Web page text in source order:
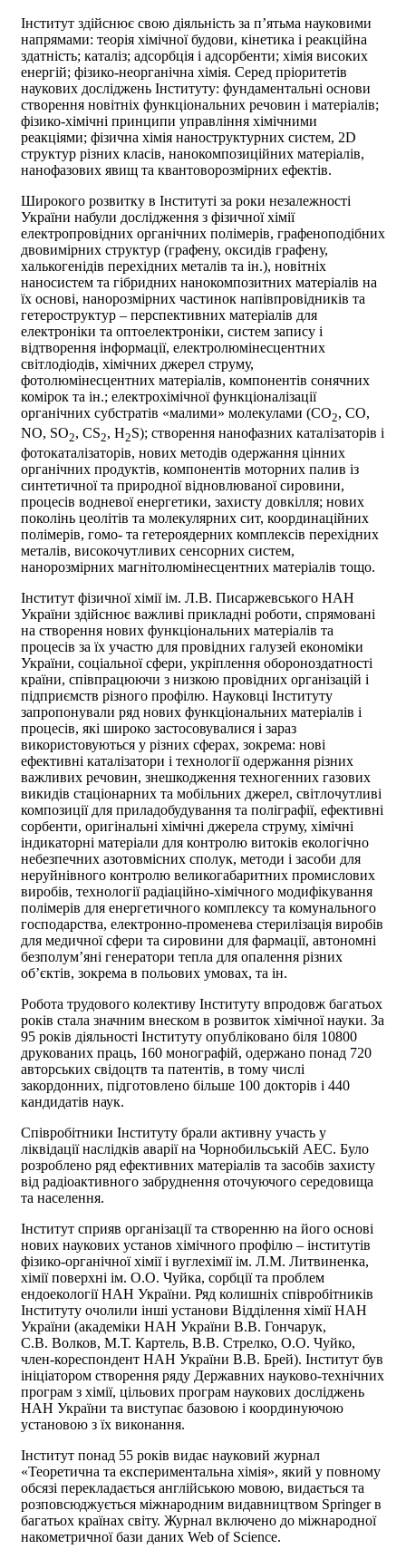
Інститут здійснює свою діяльність за п’ятьма науковими
напрямами: теорія хімічної будови, кінетика і реакційна
здатність; каталіз; адсорбція і адсорбенти; хімія високих
енергій; фізико-неорганічна хімія. Серед пріоритетів
наукових досліджень Інституту: фундаментальні основи
створення новітніх функціональних речовин і матеріалів;
фізико-хімічні принципи управління хімічними
реакціями; фізична хімія наноструктурних систем, 2D
структур різних класів, нанокомпозиційних матеріалів,
нанофазових явищ та квантоворозмірних ефектів.
Широкого розвитку в Інституті за роки незалежності
України набули дослідження з фізичної хімії
електропровідних органічних полімерів, графеноподібних
двовимірних структур (графену, оксидів графену,
халькогенідів перехідних металів та ін.), новітніх
наносистем та гібридних нанокомпозитних матеріалів на
їх основі, нанорозмірних частинок напівпровідників та
гетероструктур – перспективних матеріалів для
електроніки та оптоелектроніки, систем запису і
відтворення інформації, електролюмінесцентних
світлодіодів, хімічних джерел струму,
фотолюмінесцентних матеріалів, компонентів сонячних
комірок та ін.; електрохімічної функціоналізації
органічних субстратів «малими» молекулами (CO2, СО,
NO, SO2, CS2, H2S); створення нанофазних каталізаторів і
фотокаталізаторів, нових методів одержання цінних
органічних продуктів, компонентів моторних палив із
синтетичної та природної відновлюваної сировини,
процесів водневої енергетики, захисту довкілля; нових
поколінь цеолітів та молекулярних сит, координаційних
полімерів, гомо- та гетероядерних комплексів перехідних
металів, високочутливих сенсорних систем,
нанорозмірних магнітолюмінесцентних матеріалів тощо.
Інститут фізичної хімії ім. Л.В. Писаржевського НАН
України здійснює важливі прикладні роботи, спрямовані
на створення нових функціональних матеріалів та
процесів за їх участю для провідних галузей економіки
України, соціальної сфери, укріплення обороноздатності
країни, співпрацюючи з низкою провідних організацій і
підприємств різного профілю. Науковці Інституту
запропонували ряд нових функціональних матеріалів і
процесів, які широко застосовувалися і зараз
використовуються у різних сферах, зокрема: нові
ефективні каталізатори і технології одержання різних
важливих речовин, знешкодження техногенних газових
викидів стаціонарних та мобільних джерел, світлочутливі
композиції для приладобудування та поліграфії, ефективні
сорбенти, оригінальні хімічні джерела струму, хімічні
індикаторні матеріали для контролю витоків екологічно
небезпечних азотовмісних сполук, методи і засоби для
неруйнівного контролю великогабаритних промислових
виробів, технології радіаційно-хімічного модифікування
полімерів для енергетичного комплексу та комунального
господарства, електронно-променева стерилізація виробів
для медичної сфери та сировини для фармації, автономні
безполум’яні генератори тепла для опалення різних
об’єктів, зокрема в польових умовах, та ін.
Робота трудового колективу Інституту впродовж багатьох
років стала значним внеском в розвиток хімічної науки. За
95 років діяльності Інституту опубліковано біля 10800
друкованих праць, 160 монографій, одержано понад 720
авторських свідоцтв та патентів, в тому числі
закордонних, підготовлено більше 100 докторів і 440
кандидатів наук.
Співробітники Інституту брали активну участь у
ліквідації наслідків аварії на Чорнобильській АЕС. Було
розроблено ряд ефективних матеріалів та засобів захисту
від радіоактивного забруднення оточуючого середовища
та населення.
Інститут сприяв організації та створенню на його основі
нових наукових установ хімічного профілю – інститутів
фізико-органічної хімії і вуглехімії ім. Л.М. Литвиненка,
хімії поверхні ім. О.О. Чуйка, сорбції та проблем
ендоекології НАН України. Ряд колишніх співробітників
Інституту очолили інші установи Відділення хімії НАН
України (академіки НАН України В.В. Гончарук,
С.В. Волков, М.Т. Картель, В.В. Стрелко, О.О. Чуйко,
член-кореспондент НАН України В.В. Брей). Інститут був
ініціатором створення ряду Державних науково-технічних
програм з хімії, цільових програм наукових досліджень
НАН України та виступає базовою і координуючою
установою з їх виконання.
Інститут понад 55 років видає науковий журнал
«Теоретична та експериментальна хімія», який у повному
обсязі перекладається англійською мовою, видається та
розповсюджується міжнародним видавництвом Springer в
багатьох країнах світу. Журнал включено до міжнародної
накометричної бази даних Web of Science.